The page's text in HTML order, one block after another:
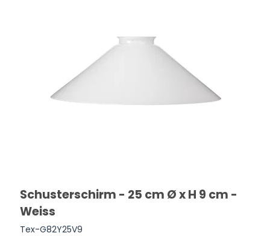
Schusterschirm - 25 cm Ø x H 9 cm -
Weiss
Tex-G82Y25V9